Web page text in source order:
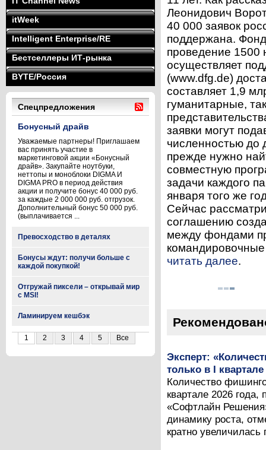
itWeek
Intelligent Enterprise/RE
Бестселлеры ИТ-рынка
BYTE/Россия
Спецпредложения
Бонусный драйв
Уважаемые партнеры! Приглашаем
вас принять участие в
маркетинговой акции «Бонусный
драйв». Закупайте ноутбуки,
неттопы и моноблоки DIGMA И
DIGMA PRO в период действия
акции и получите бонус 40 000 руб.
за каждые 2 000 000 руб. отгрузок.
Дополнительный бонус 50 000 руб.
(выплачивается ...
Превосходство в деталях
Бонусы ждут: получи больше с
каждой покупкой!
Отгружай пиксели – открывай мир
с MSI!
Ламинируем кешбэк
1 2 3 4 5 Все
Леонидович
40 000 заявок
поддержана.
проведение 1500
осуществляет
(www.dfg.de)
составляет 1,9
гуманитарные,
заявки могут
численностью до
прежде нужно
совместную
задачи каждого
января того же
Сейчас
соглашению
между фондами
читать далее.
Эксперт:
только в I квартале
Количество
квартале 2026
«Софтлайн
динамику роста,
кратно